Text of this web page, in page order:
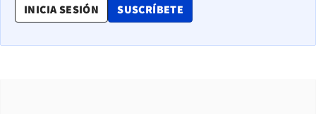
INICIA SESIÓN SUSCRÍBETE
OPENS IN NEW WINDOW